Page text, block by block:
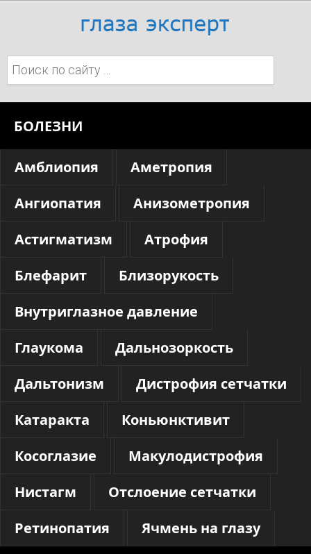
Поиск:
БОЛЕЗНИ
Амблиопия
Аметропия
Ангиопатия
Анизометропия
Астигматизм
Атрофия
Блефарит
Близорукость
Внутриглазное давление
Глаукома
Дальнозоркость
Дальтонизм
Дистрофия сетчатки
Катаракта
Коньюнктивит
Косоглазие
Макулодистрофия
Нистагм
Отслоение сетчатки
Ретинопатия
Ячмень на глазу